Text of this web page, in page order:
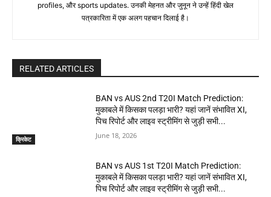
profiles, और sports updates. उनकी मेहनत और जुनून ने उन्हें हिंदी खेल
पत्रकारिता में एक अलग पहचान दिलाई है।
RELATED ARTICLES
क्रिकेट
BAN vs AUS 2nd T20I Match Prediction:
मुकाबले में किसका पलड़ा भारी? यहां जानें संभावित XI,
पिच रिपोर्ट और लाइव स्ट्रीमिंग से जुड़ी सभी...
June 18, 2026
BAN vs AUS 1st T20I Match Prediction:
मुकाबले में किसका पलड़ा भारी? यहां जानें संभावित XI,
पिच रिपोर्ट और लाइव स्ट्रीमिंग से जुड़ी सभी...